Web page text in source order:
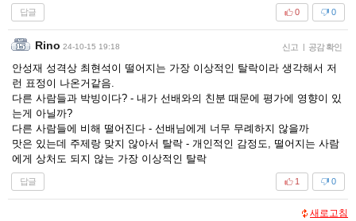
답글 0
0
Rino 24-10-15 19:18 신고 | 공감 확인
안성재 성격상 최현석이 떨어지는 가장 이상적인 탈락이라 생각해서 저
런 표정이 나온거같음.
다른 사람들과 박빙이다? - 내가 선배와의 친분 때문에 평가에 영향이 있
는게 아닐까?
다른 사람들에 비해 떨어진다 - 선배님에게 너무 무례하지 않을까
맛은 있는데 주제랑 맞지 않아서 탈락 - 개인적인 감정도, 떨어지는 사람
에게 상처도 되지 않는 가장 이상적인 탈락
답글 0
1
새로고침